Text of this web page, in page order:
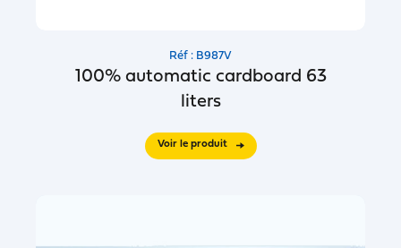
Réf : B987V
100% automatic cardboard 63
liters
Voir le produit